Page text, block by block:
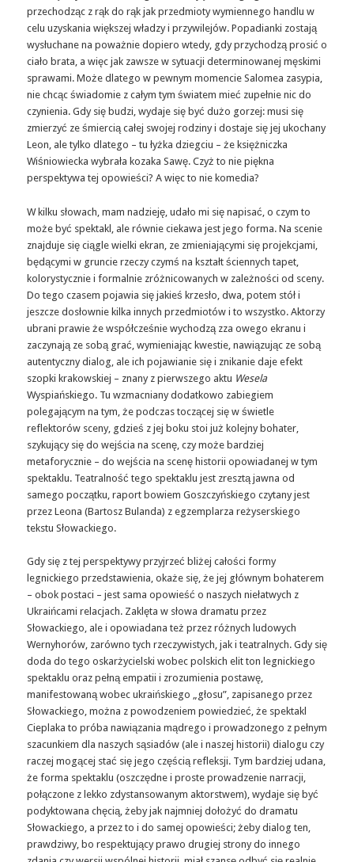
przechodząc z rąk do rąk jak przedmioty wymiennego handlu w
celu uzyskania większej władzy i przywilejów. Popadianki zostają
wysłuchane na poważnie dopiero wtedy, gdy przychodzą prosić o
ciało brata, a więc jak zawsze w sytuacji determinowanej męskimi
sprawami. Może dlatego w pewnym momencie Salomea zasypia,
nie chcąc świadomie z całym tym światem mieć zupełnie nic do
czynienia. Gdy się budzi, wydaje się być dużo gorzej: musi się
zmierzyć ze śmiercią całej swojej rodziny i dostaje się jej ukochany
Leon, ale tylko dlatego – tu łyżka dziegciu – że księżniczka
Wiśniowiecka wybrała kozaka Sawę. Czyż to nie piękna
perspektywa tej opowieści? A więc to nie komedia?
W kilku słowach, mam nadzieję, udało mi się napisać, o czym to
może być spektakl, ale równie ciekawa jest jego forma. Na scenie
znajduje się ciągle wielki ekran, ze zmieniającymi się projekcjami,
będącymi w gruncie rzeczy czymś na kształt ściennych tapet,
kolorystycznie i formalnie zróżnicowanych w zależności od sceny.
Do tego czasem pojawia się jakieś krzesło, dwa, potem stół i
jeszcze dosłownie kilka innych przedmiotów i to wszystko. Aktorzy
ubrani prawie że współcześnie wychodzą zza owego ekranu i
zaczynają ze sobą grać, wymieniając kwestie, nawiązując ze sobą
autentyczny dialog, ale ich pojawianie się i znikanie daje efekt
szopki krakowskiej – znany z pierwszego aktu Wesela
Wyspiańskiego. Tu wzmacniany dodatkowo zabiegiem
polegającym na tym, że podczas toczącej się w świetle
reflektorów sceny, gdzieś z jej boku stoi już kolejny bohater,
szykujący się do wejścia na scenę, czy może bardziej
metaforycznie – do wejścia na scenę historii opowiadanej w tym
spektaklu. Teatralność tego spektaklu jest zresztą jawna od
samego początku, raport bowiem Goszczyńskiego czytany jest
przez Leona (Bartosz Bulanda) z egzemplarza reżyserskiego
tekstu Słowackiego.
Gdy się z tej perspektywy przyjrzeć bliżej całości formy
legnickiego przedstawienia, okaże się, że jej głównym bohaterem
– obok postaci – jest sama opowieść o naszych niełatwych z
Ukraińcami relacjach. Zaklęta w słowa dramatu przez
Słowackiego, ale i opowiadana też przez różnych ludowych
Wernyhorów, zarówno tych rzeczywistych, jak i teatralnych. Gdy się
doda do tego oskarżycielski wobec polskich elit ton legnickiego
spektaklu oraz pełną empatii i zrozumienia postawę,
manifestowaną wobec ukraińskiego „głosu”, zapisanego przez
Słowackiego, można z powodzeniem powiedzieć, że spektakl
Cieplaka to próba nawiązania mądrego i prowadzonego z pełnym
szacunkiem dla naszych sąsiadów (ale i naszej historii) dialogu czy
raczej mogącej stać się jego częścią refleksji. Tym bardziej udana,
że forma spektaklu (oszczędne i proste prowadzenie narracji,
połączone z lekko zdystansowanym aktorstwem), wydaje się być
podyktowana chęcią, żeby jak najmniej dołożyć do dramatu
Słowackiego, a przez to i do samej opowieści; żeby dialog ten,
prawdziwy, bo respektujący prawo drugiej strony do innego